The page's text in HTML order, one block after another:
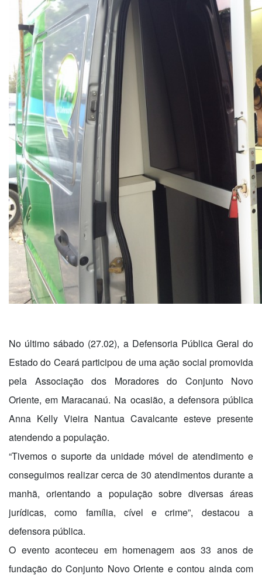
No último sábado (27.02), a Defensoria Pública Geral do
Estado do Ceará participou de uma ação social promovida
pela Associação dos Moradores do Conjunto Novo
Oriente, em Maracanaú. Na ocasião, a defensora pública
Anna Kelly Vieira Nantua Cavalcante esteve presente
atendendo a população.
“Tivemos o suporte da unidade móvel de atendimento e
conseguimos realizar cerca de 30 atendimentos durante a
manhã, orientando a população sobre diversas áreas
jurídicas, como família, cível e crime”, destacou a
defensora pública.
O evento aconteceu em homenagem aos 33 anos de
fundação do Conjunto Novo Oriente e contou ainda com